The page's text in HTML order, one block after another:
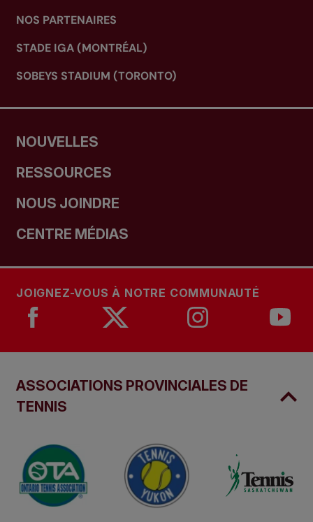
NOS PARTENAIRES
STADE IGA (MONTRÉAL)
SOBEYS STADIUM (TORONTO)
NOUVELLES
RESSOURCES
NOUS JOINDRE
CENTRE MÉDIAS
JOIGNEZ-VOUS À NOTRE COMMUNAUTÉ
ASSOCIATIONS PROVINCIALES DE
TENNIS